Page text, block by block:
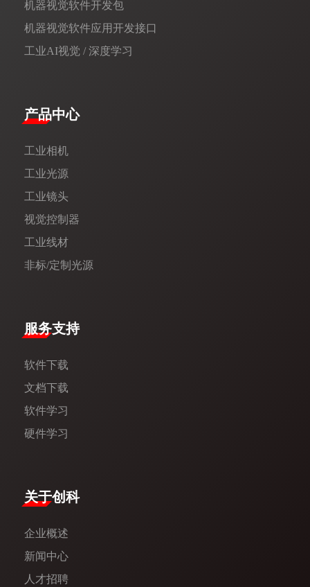
机器视觉软件开发包
机器视觉软件应用开发接口
工业AI视觉 / 深度学习
产品中心
工业相机
工业光源
工业镜头
视觉控制器
工业线材
非标/定制光源
服务支持
软件下载
文档下载
软件学习
硬件学习
​关于创科​
企业概述
新闻中心​
人才招聘